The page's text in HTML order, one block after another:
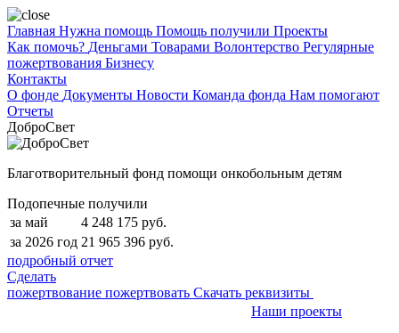
Главная Нужна помощь Помощь получили Проекты
Как помочь? Деньгами Товарами Волонтерство Регулярные
пожертвования Бизнесу
Контакты
О фонде Документы Новости Команда фонда Нам помогают
Отчеты
ДоброСвет
Благотворительный фонд помощи онкобольным детям
Подопечные получили
за май
4 248 175 руб.
за 2026 год 21 965 396 руб.
подробный отчет
Сделать
пожертвование пожертвовать Скачать реквизиты
Наши проекты